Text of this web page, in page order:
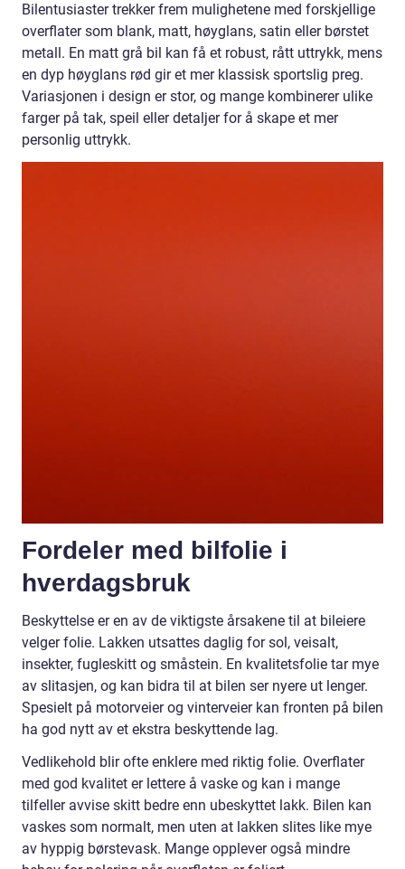
Bilentusiaster trekker frem mulighetene med forskjellige
overflater som blank, matt, høyglans, satin eller børstet
metall. En matt grå bil kan få et robust, rått uttrykk, mens
en dyp høyglans rød gir et mer klassisk sportslig preg.
Variasjonen i design er stor, og mange kombinerer ulike
farger på tak, speil eller detaljer for å skape et mer
personlig uttrykk.
Fordeler med bilfolie i
hverdagsbruk
Beskyttelse er en av de viktigste årsakene til at bileiere
velger folie. Lakken utsattes daglig for sol, veisalt,
insekter, fugleskitt og småstein. En kvalitetsfolie tar mye
av slitasjen, og kan bidra til at bilen ser nyere ut lenger.
Spesielt på motorveier og vinterveier kan fronten på bilen
ha god nytt av et ekstra beskyttende lag.
Vedlikehold blir ofte enklere med riktig folie. Overflater
med god kvalitet er lettere å vaske og kan i mange
tilfeller avvise skitt bedre enn ubeskyttet lakk. Bilen kan
vaskes som normalt, men uten at lakken slites like mye
av hyppig børstevask. Mange opplever også mindre